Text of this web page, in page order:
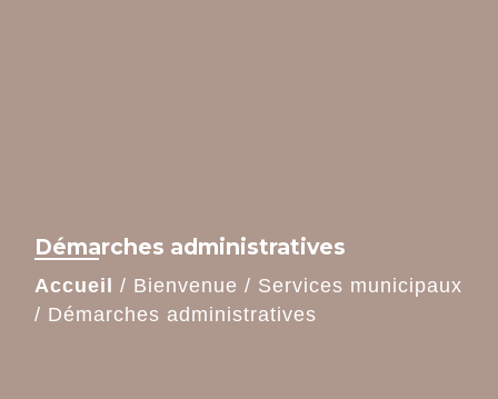
Démarches administratives
Accueil / Bienvenue / Services municipaux
/ Démarches administratives